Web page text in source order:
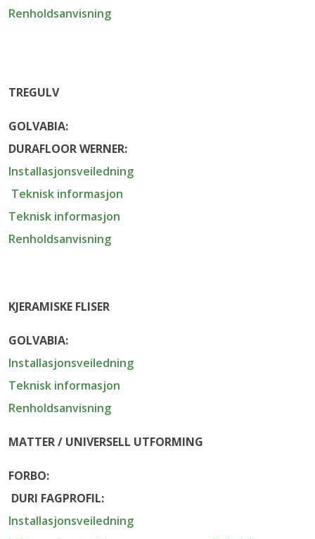
Renholdsanvisning
TREGULV
GOLVABIA:
DURAFLOOR WERNER:
Installasjonsveiledning
Teknisk informasjon
Teknisk informasjon
Renholdsanvisning
KJERAMISKE FLISER
GOLVABIA:
Installasjonsveiledning
Teknisk informasjon
Renholdsanvisning
MATTER / UNIVERSELL UTFORMING
FORBO:
DURI FAGPROFIL:
Installasjonsveiledning